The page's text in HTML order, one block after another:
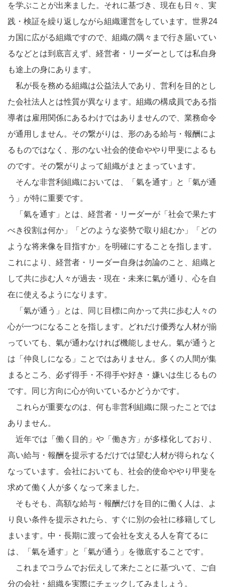
を学ぶことが出来ました。それに基づき、現在も日々、実
践・検証を繰り返しながら組織運営をしています。世界24
カ国に広がる組織ですので、組織の隅々まで行き届いてい
るなどとは到底言えず、経営者・リーダーとしては私自身
も途上の身にあります。
私が長を務める組織は公益法人であり、営利を目的とし
た会社法人とは性質が異なります。組織の構成員である指
導者は雇用関係にあるわけではありませんので、業務命令
が通用しません。その繋がりは、形のある給与・報酬によ
るものではなく、形のない社会的使命ややり甲斐によるも
のです。その繋がりよって組織がまとまっています。
そんな非営利組織においては、「氣を通す」と「氣が通
う」が特に重要です。
「氣を通す」とは、経営者・リーダーが「社会で果たす
べき役割は何か」「どのような姿勢で取り組むか」「どの
ような将来像を目指すか」を明確にすることを指します。
これにより、経営者・リーダー自身は勿論のこと、組織と
して共に歩む人々が過去・現在・未来に氣が通り、心を自
在に使えるようになります。
「氣が通う」とは、同じ目標に向かって共に歩む人々の
心が一つになることを指します。どれだけ優秀な人材が揃
っていても、氣が通わなければ機能しません。氣が通うと
は「仲良しになる」ことではありません。多くの人間が集
まるところ、必ず得手・不得手や好き・嫌いは生じるもの
です。同じ方向に心が向いているかどうかです。
これらが重要なのは、何も非営利組織に限ったことでは
ありません。
近年では「働く目的」や「働き方」が多様化しており、
高い給与・報酬を提示するだけでは望む人材が得られなく
なっています。会社においても、社会的使命ややり甲斐を
求めて働く人が多くなって来ました。
そもそも、高額な給与・報酬だけを目的に働く人は、よ
り良い条件を提示されたら、すぐに別の会社に移籍してし
まいます。中・長期に渡って会社を支える人を育てるに
は、「氣を通す」と「氣が通う」を徹底することです。
これまでコラムでお伝えして来たことに基づいて、ご自
分の会社・組織を実際にチェックしてみましょう。